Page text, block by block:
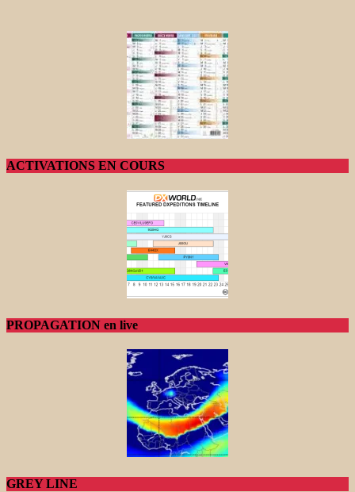
ACTIVATIONS EN COURS
PROPAGATION en live
GREY LINE